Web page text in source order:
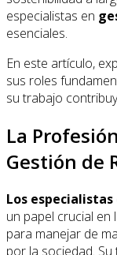
especialistas en
esenciales.
En este artículo,
sus roles
su trabajo
La
Gestión de
Los
un papel crucial en
para manejar de
por la sociedad.